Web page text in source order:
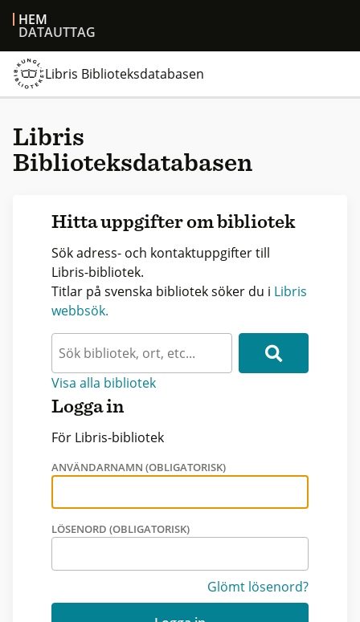
HEM
DATAUTTAG
Libris Biblioteksdatabasen
Libris
Biblioteksdatabasen
Hitta uppgifter om bibliotek
Sök adress- och kontaktuppgifter till
Libris-bibliotek.
Titlar på svenska bibliotek söker du i Libris
webbsök.
Visa alla bibliotek
Logga in
För Libris-bibliotek
ANVÄNDARNAMN (OBLIGATORISK)
LÖSENORD (OBLIGATORISK)
Glömt lösenord?